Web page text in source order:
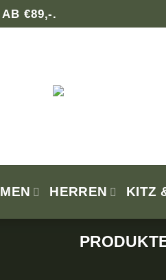
AB €89,-.
HERREN KITZ